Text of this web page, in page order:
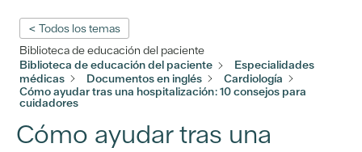
< Todos los temas
Biblioteca de educación del paciente
Biblioteca de educación del paciente
Especialidades
médicas
Documentos en inglés
Cardiología
Cómo ayudar tras una hospitalización: 10 consejos para
cuidadores
Cómo ayudar tras una